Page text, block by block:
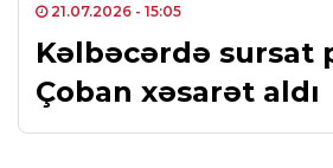
21.07.2026 - 15:05
Kəlbəcərdə sursat
Çoban xəsarət aldı